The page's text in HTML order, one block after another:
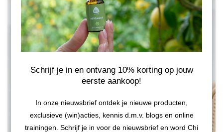
Schrijf je in en ontvang 10% korting op jouw
eerste aankoop!
In onze nieuwsbrief ontdek je nieuwe producten,
exclusieve (win)acties, kennis d.m.v. blogs en online
trainingen. Schrijf je in voor de nieuwsbrief en word Chi